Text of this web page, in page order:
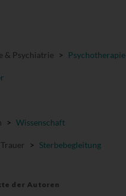
& Psychiatrie > Psychotherapie
> Wissenschaft
> Sterbebegleitung
der Autoren